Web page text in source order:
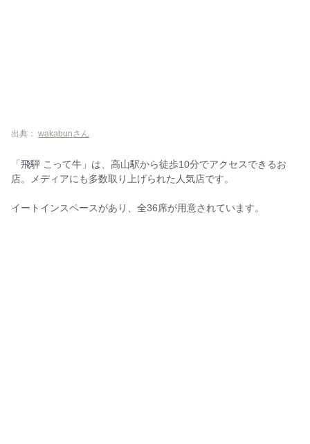
出典： wakabunさん
「飛騨 こって牛」は、高山駅から徒歩10分でアクセスできるお
店。メディアにも多数取り上げられた人気店です。
イートインスペースがあり、全36席が用意されています。